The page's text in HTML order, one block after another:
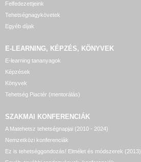
Felfedezettjeink
Tehetségnagykövetek
Egyéb díjak
E-LEARNING, KÉPZÉS, KÖNYVEK
E-learning tananyagok
Képzések
Könyvek
Tehetség Piactér (mentorálás)
SZAKMAI KONFERENCIÁK
A Matehetsz tehetségnapjai (2010 - 2024)
Nemzetközi konferenciák
Ez is tehetséggondozás! Elmélet és módszerek (2013)